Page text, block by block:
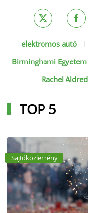
elektromos autó
Birminghami Egyetem
Rachel Aldred
TOP 5
Sajtóközlemény